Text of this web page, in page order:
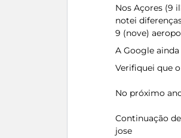
Nos Açores (9
notei
9 (nove)
A Google ainda
Verifiquei que
No próximo
Continuação
jose